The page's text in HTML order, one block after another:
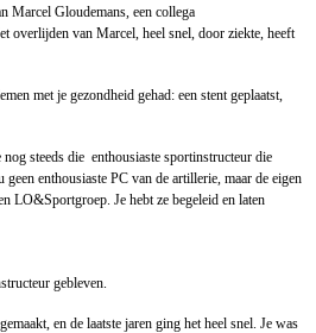
Marcel Gloudemans, een collega
overlijden van Marcel, heel snel, door ziekte, heeft
met je gezondheid gehad: een stent geplaatst,
steeds die enthousiaste sportinstructeur die
enthousiaste PC van de artillerie, maar de eigen
LO&Sportgroep. Je hebt ze begeleid en laten
gebleven.
en de laatste jaren ging het heel snel. Je was